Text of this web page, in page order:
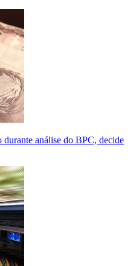
análise do BPC, decide